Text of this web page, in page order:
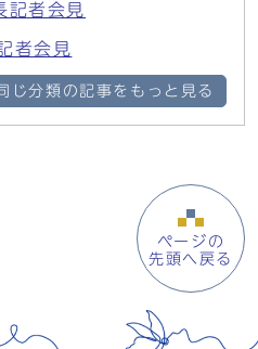
者会見
者会見
じ分類の記事をもっと見る
ページの
先頭へ戻る